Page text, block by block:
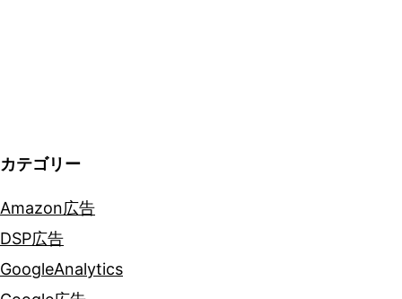
カテゴリー
Amazon広告
DSP広告
GoogleAnalytics